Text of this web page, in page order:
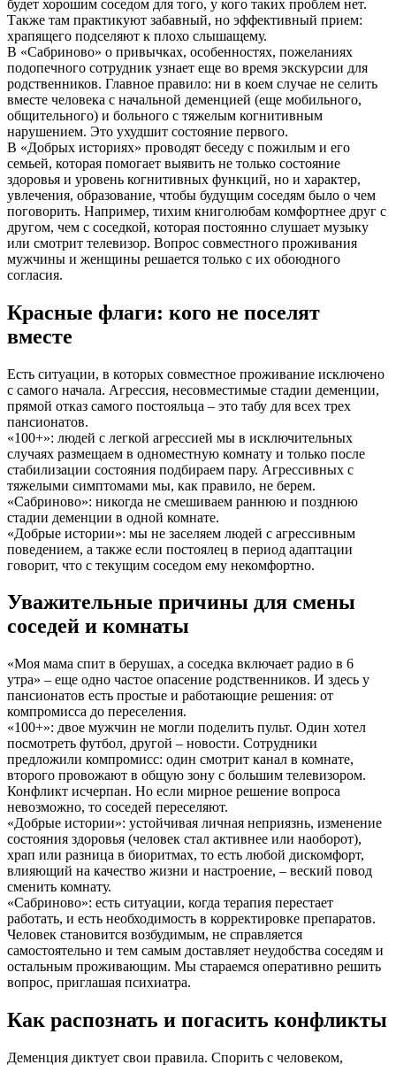
будет хорошим соседом для того, у кого таких проблем нет.
Также там практикуют забавный, но эффективный прием:
храпящего подселяют к плохо слышащему.
В «Сабриново» о привычках, особенностях, пожеланиях
подопечного сотрудник узнает еще во время экскурсии для
родственников. Главное правило: ни в коем случае не селить
вместе человека с начальной деменцией (еще мобильного,
общительного) и больного с тяжелым когнитивным
нарушением. Это ухудшит состояние первого.
В «Добрых историях» проводят беседу с пожилым и его
семьей, которая помогает выявить не только состояние
здоровья и уровень когнитивных функций, но и характер,
увлечения, образование, чтобы будущим соседям было о чем
поговорить. Например, тихим книголюбам комфортнее друг с
другом, чем с соседкой, которая постоянно слушает музыку
или смотрит телевизор. Вопрос совместного проживания
мужчины и женщины решается только с их обоюдного
согласия.
Красные флаги: кого не поселят
вместе
Есть ситуации, в которых совместное проживание исключено
с самого начала. Агрессия, несовместимые стадии деменции,
прямой отказ самого постояльца – это табу для всех трех
пансионатов.
«100+»: людей с легкой агрессией мы в исключительных
случаях размещаем в одноместную комнату и только после
стабилизации состояния подбираем пару. Агрессивных с
тяжелыми симптомами мы, как правило, не берем.
«Сабриново»: никогда не смешиваем раннюю и позднюю
стадии деменции в одной комнате.
«Добрые истории»: мы не заселяем людей с агрессивным
поведением, а также если постоялец в период адаптации
говорит, что с текущим соседом ему некомфортно.
Уважительные причины для смены
соседей и комнаты
«Моя мама спит в берушах, а соседка включает радио в 6
утра» – еще одно частое опасение родственников. И здесь у
пансионатов есть простые и работающие решения: от
компромисса до переселения.
«100+»: двое мужчин не могли поделить пульт. Один хотел
посмотреть футбол, другой – новости. Сотрудники
предложили компромисс: один смотрит канал в комнате,
второго провожают в общую зону с большим телевизором.
Конфликт исчерпан. Но если мирное решение вопроса
невозможно, то соседей переселяют.
«Добрые истории»: устойчивая личная неприязнь, изменение
состояния здоровья (человек стал активнее или наоборот),
храп или разница в биоритмах, то есть любой дискомфорт,
влияющий на качество жизни и настроение, – веский повод
сменить комнату.
«Сабриново»: есть ситуации, когда терапия перестает
работать, и есть необходимость в корректировке препаратов.
Человек становится возбудимым, не справляется
самостоятельно и тем самым доставляет неудобства соседям и
остальным проживающим. Мы стараемся оперативно решить
вопрос, приглашая психиатра.
Как распознать и погасить конфликты
Деменция диктует свои правила. Спорить с человеком,